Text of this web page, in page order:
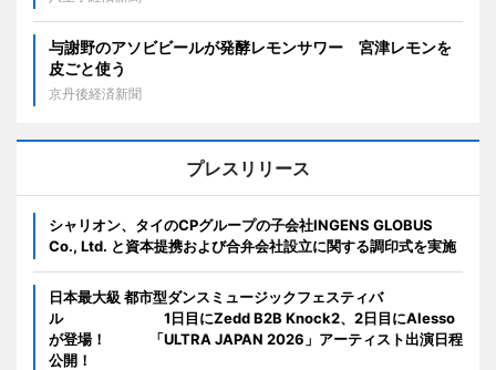
与謝野のアソビビールが発酵レモンサワー 宮津レモンを
皮ごと使う
京丹後経済新聞
プレスリリース
シャリオン、タイのCPグループの子会社INGENS GLOBUS
Co., Ltd. と資本提携および合弁会社設立に関する調印式を実施
日本最大級 都市型ダンスミュージックフェスティバ
ル 1日目にZedd B2B Knock2、2日目にAlesso
が登場！ 「ULTRA JAPAN 2026」アーティスト出演日程
公開！